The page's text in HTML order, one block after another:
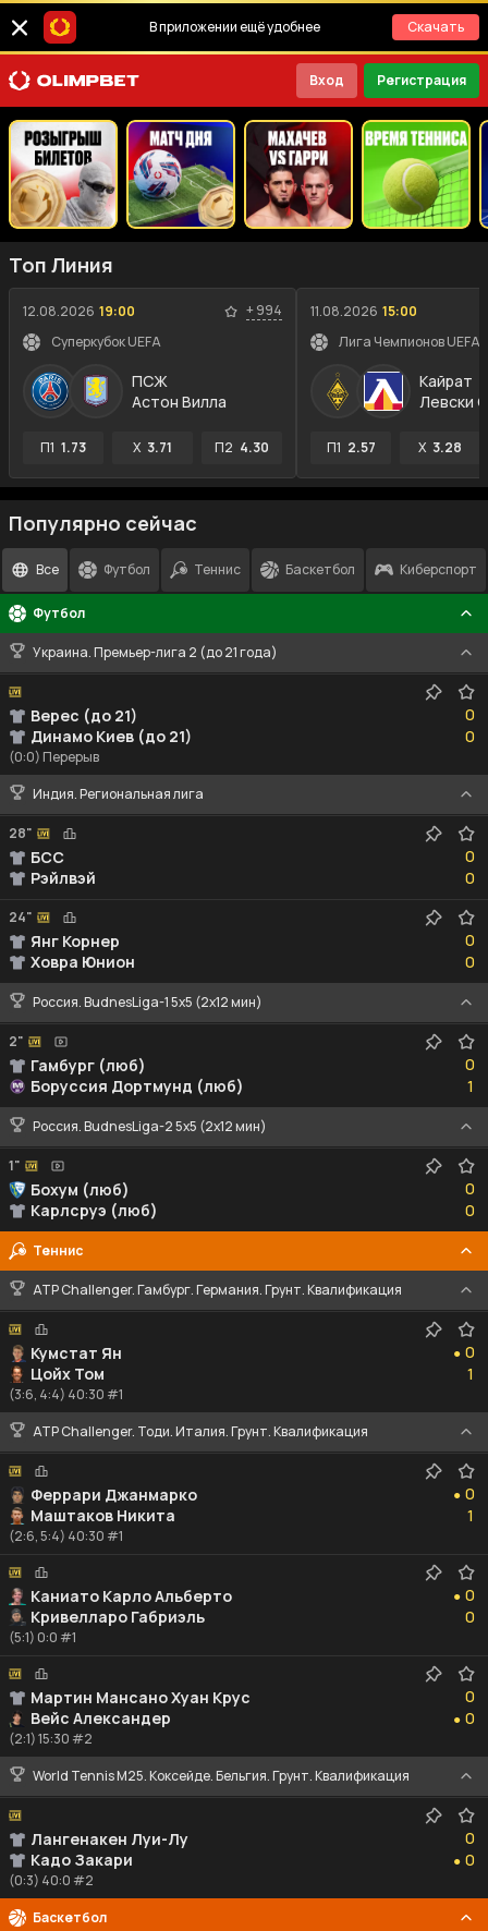
В приложении ещё удобнее Скачать
Вход Регистрация
Топ Линия
12.08.2026 19:00 +994
Суперкубок UEFA
ПСЖ
Астон Вилла
П1 1.73 X 3.71 П2 4.30
11.08.2026 15:00
Кайрат
Левски
П1 2.57 X 3.28
Популярно сейчас
Все Футбол Теннис Баскетбол Киберспорт
Футбол
Украина. Премьер-лига 2 (до 21 года)
Верес (до 21)
Динамо Киев (до 21)
0
0
0
0
(0:0) Перерыв
Индия. Региональная лига
28"
БСС
Рэйлвэй
0
0
0
0
24"
Янг Корнер
Ховра Юнион
0
0
0
0
Россия. BudnesLiga-1 5x5 (2x12 мин)
2"
Гамбург (люб)
Боруссия Дортмунд (люб)
0
0
1
1
Россия. BudnesLiga-2 5x5 (2x12 мин)
1"
Бохум (люб)
Карлсруэ (люб)
0
0
0
0
Теннис
ATP Challenger. Гамбург. Германия. Грунт. Квалификация
Кумстат Ян
Цойх Том
●
0
0
1
1
(3:6, 4:4) 40:30 #1
ATP Challenger. Тоди. Италия. Грунт. Квалификация
Феррари Джанмарко
Маштаков Никита
●
0
0
1
1
(2:6, 5:4) 40:30 #1
Каниато Карло Альберто
Кривелларо Габриэль
●
0
0
0
0
(5:1) 0:0 #1
Мартин Мансано Хуан Крус
Вейс Александер
0
0
●
0
0
(2:1) 15:30 #2
World Tennis M25. Коксейде. Бельгия. Грунт. Квалификация
Лангенакен Луи-Лу
Кадо Закари
0
0
●
0
0
(0:3) 40:0 #2
Баскетбол